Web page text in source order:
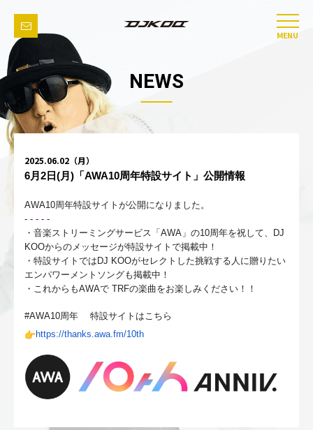
MENU
NEWS
2025.06.02（月）
6月2日(月)「AWA10周年特設サイト」公開情報
AWA10周年特設サイトが公開になりました。
- - - - -
・音楽ストリーミングサービス「AWA」の10周年を祝して、DJ
KOOからのメッセージが特設サイトで掲載中！
・特設サイトではDJ KOOがセレクトした挑戦する人に贈りたい
エンパワーメントソングも掲載中！
・これからもAWAで TRFの楽曲をお楽しみください！！
#AWA10周年 特設サイトはこちら
https://thanks.awa.fm/10th